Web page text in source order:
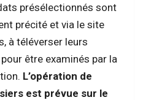
présélectionnés sont
précité et via le site
à téléverser leurs
être examinés par la
L’opération de
est prévue sur le